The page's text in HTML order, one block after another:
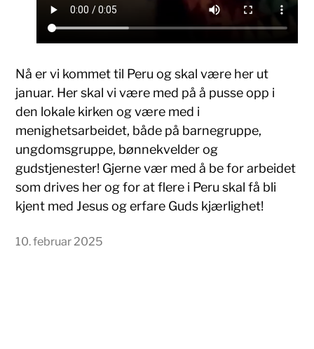
Nå er vi kommet til Peru og skal være her ut
januar. Her skal vi være med på å pusse opp i
den lokale kirken og være med i
menighetsarbeidet, både på barnegruppe,
ungdomsgruppe, bønnekvelder og
gudstjenester! Gjerne vær med å be for arbeidet
som drives her og for at flere i Peru skal få bli
kjent med Jesus og erfare Guds kjærlighet!
10. februar 2025